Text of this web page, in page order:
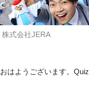
株式会社JERA
おはようございます。